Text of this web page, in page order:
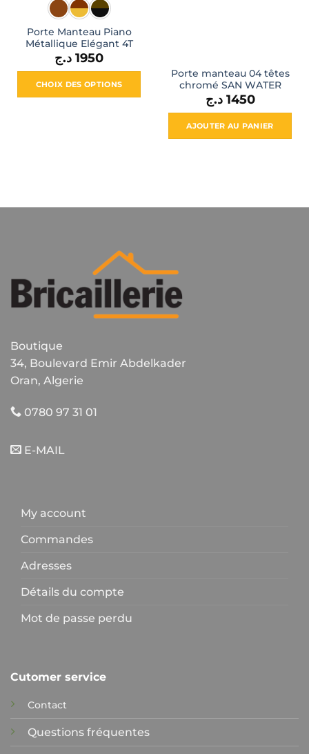
Porte Manteau Piano
Métallique Elégant 4T
1950 د.ج
CHOIX DES OPTIONS
peuvent
page
du
produit
Porte manteau 04 têtes
chromé SAN WATER
1450 د.ج
AJOUTER AU PANIER
Boutique
34, Boulevard Emir Abdelkader
Oran, Algerie
0780 97 31 01
E-MAIL
My account
Commandes
Adresses
Détails du compte
Mot de passe perdu
Cutomer service
Contact
Questions fréquentes